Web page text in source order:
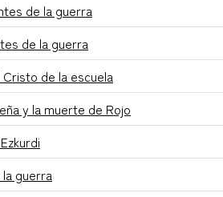
de la guerra
de la guerra
de la escuela
y la muerte de Rojo
guerra